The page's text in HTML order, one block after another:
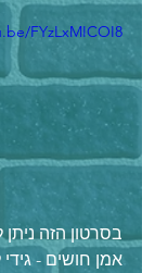
FYzLxMICOI8
בסרטון הזה
אמן חושים -